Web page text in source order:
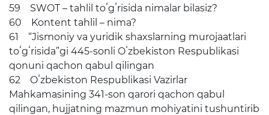
59 SWOT – tahlil toʻgʻrisida nimalar bilasiz?
60 Kontent tahlil – nima?
61 “Jismoniy va yuridik shaxslarning murojaatlari
toʻgʻrisida”gi 445-sonli Oʻzbekiston Respublikasi
qonuni qachon qabul qilingan
62 Oʻzbekiston Respublikasi Vazirlar
Mahkamasining 341-son qarori qachon qabul
qilingan, hujjatning mazmun mohiyatini tushuntirib